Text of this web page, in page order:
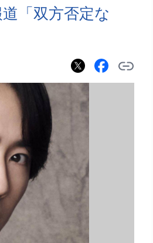
「双方否定な